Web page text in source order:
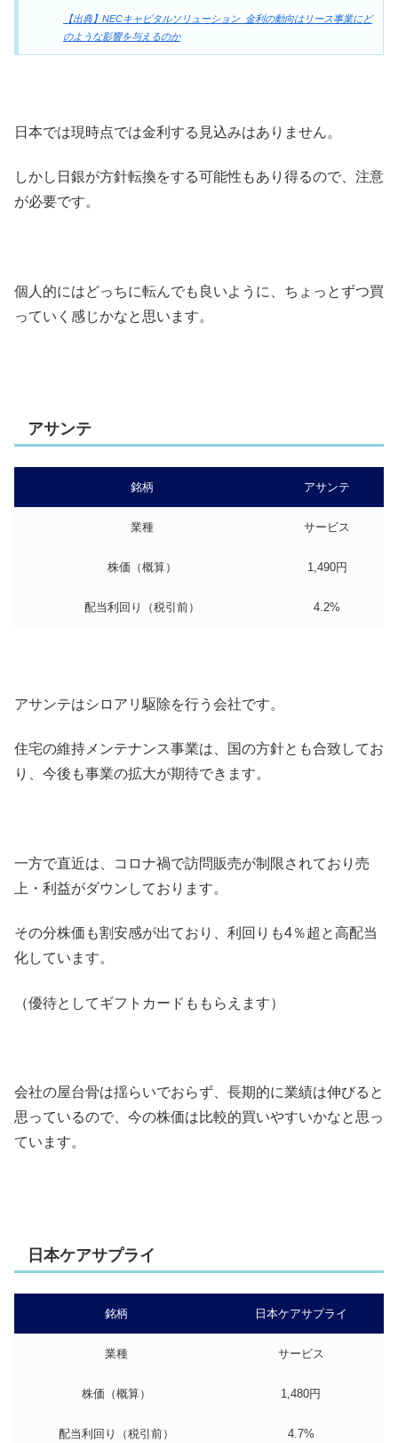
【出典】NECキャピタルソリューション_金利の動向はリース事業にど
のような影響を与えるのか
日本では現時点では金利する見込みはありません。
しかし日銀が方針転換をする可能性もあり得るので、注意
が必要です。
個人的にはどっちに転んでも良いように、ちょっとずつ買
っていく感じかなと思います。
アサンテ
銘柄 アサンテ
業種 サービス
株価（概算） 1,490円
配当利回り（税引前） 4.2%
アサンテはシロアリ駆除を行う会社です。
住宅の維持メンテナンス事業は、国の方針とも合致してお
り、今後も事業の拡大が期待できます。
一方で直近は、コロナ禍で訪問販売が制限されており売
上・利益がダウンしております。
その分株価も割安感が出ており、利回りも4％超と高配当
化しています。
（優待としてギフトカードももらえます）
会社の屋台骨は揺らいでおらず、長期的に業績は伸びると
思っているので、今の株価は比較的買いやすいかなと思っ
ています。
日本ケアサプライ
銘柄 日本ケアサプライ
業種 サービス
株価（概算） 1,480円
配当利回り（税引前） 4.7%